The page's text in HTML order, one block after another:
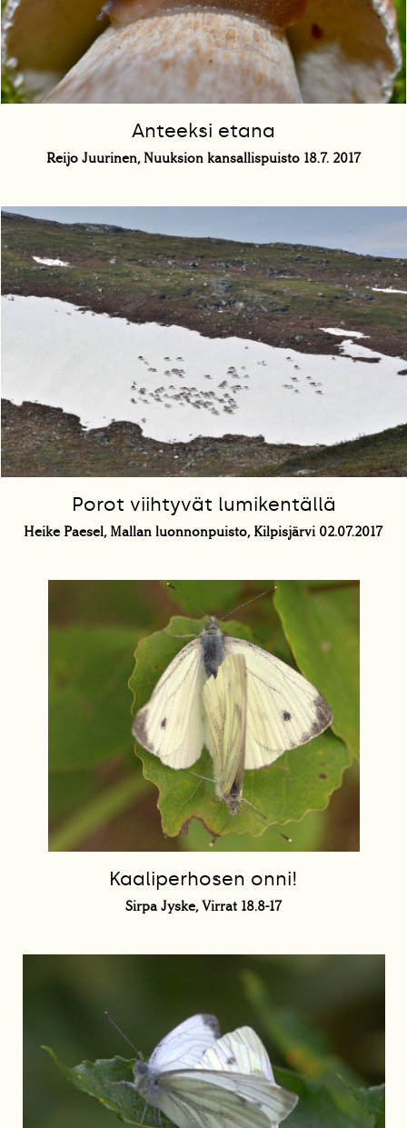
Anteeksi etana
Reijo Juurinen, Nuuksion kansallispuisto 18.7. 2017
Porot viihtyvät lumikentällä
Heike Paesel, Mallan luonnonpuisto, Kilpisjärvi 02.07.2017
Kaaliperhosen onni!
Sirpa Jyske, Virrat 18.8-17